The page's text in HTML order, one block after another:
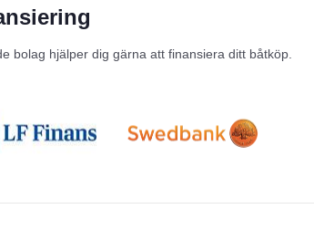
bolag hjälper dig gärna att finansiera ditt båtköp.